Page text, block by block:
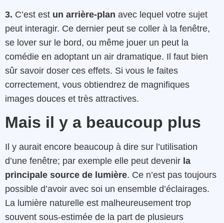
3. C’est est un arrière-plan avec lequel votre sujet
peut interagir. Ce dernier peut se coller à la fenêtre,
se lover sur le bord, ou même jouer un peut la
comédie en adoptant un air dramatique. Il faut bien
sûr savoir doser ces effets. Si vous le faites
correctement, vous obtiendrez de magnifiques
images douces et très attractives.
Mais il y a beaucoup plus
Il y aurait encore beaucoup à dire sur l’utilisation
d’une fenêtre; par exemple elle peut devenir la
principale source de lumière. Ce n’est pas toujours
possible d’avoir avec soi un ensemble d’éclairages.
La lumière naturelle est malheureusement trop
souvent sous-estimée de la part de plusieurs